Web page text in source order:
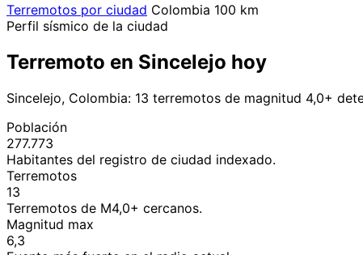
Terremotos por ciudad Colombia 100 km
Perfil sísmico de la ciudad
Terremoto en Sincelejo hoy
Sincelejo, Colombia: 13 terremotos de magnitud 4,0+
Población
277.773
Habitantes del registro de ciudad indexado.
Terremotos
13
Terremotos de M4,0+ cercanos.
Magnitud max
6,3